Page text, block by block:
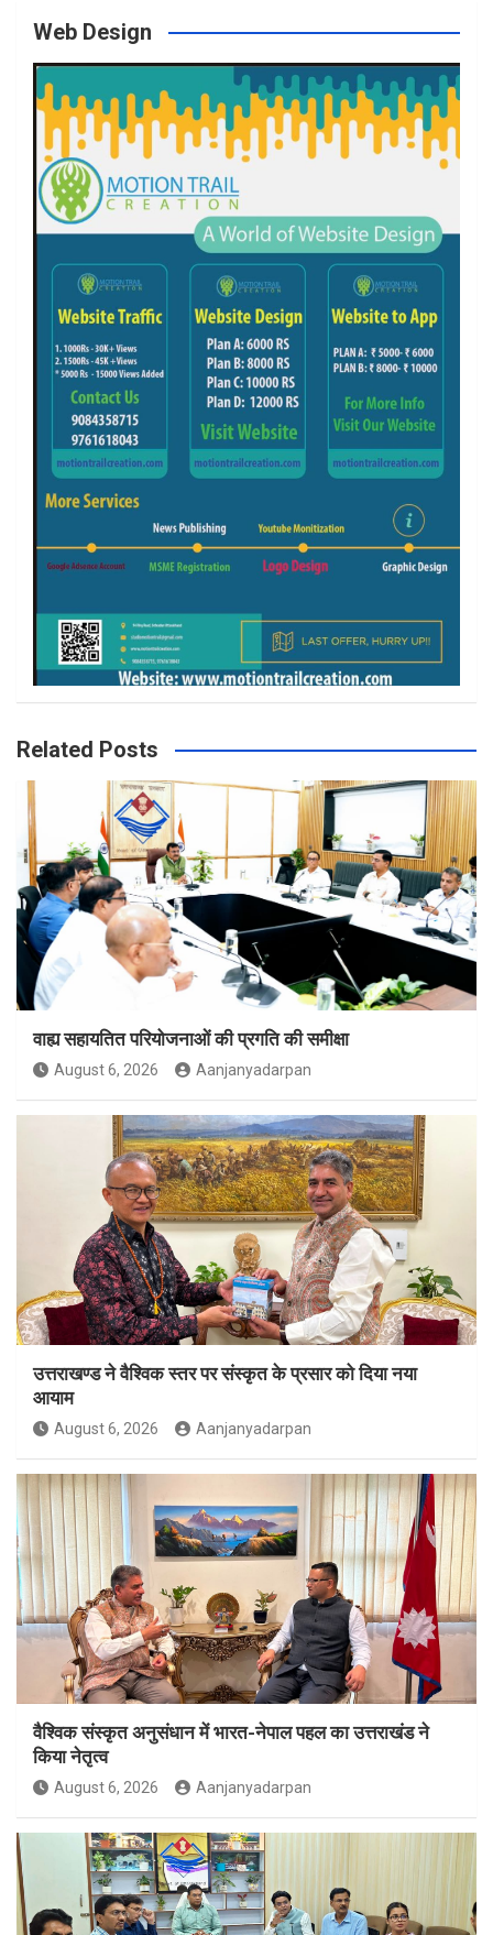
Web Design
Related Posts
वाह्य सहायतित परियोजनाओं की प्रगति की समीक्षा
August 6, 2026 Aanjanyadarpan
उत्तराखण्ड ने वैश्विक स्तर पर संस्कृत के प्रसार को दिया नया
आयाम
August 6, 2026 Aanjanyadarpan
वैश्विक संस्कृत अनुसंधान में भारत-नेपाल पहल का उत्तराखंड ने
किया नेतृत्व
August 6, 2026 Aanjanyadarpan